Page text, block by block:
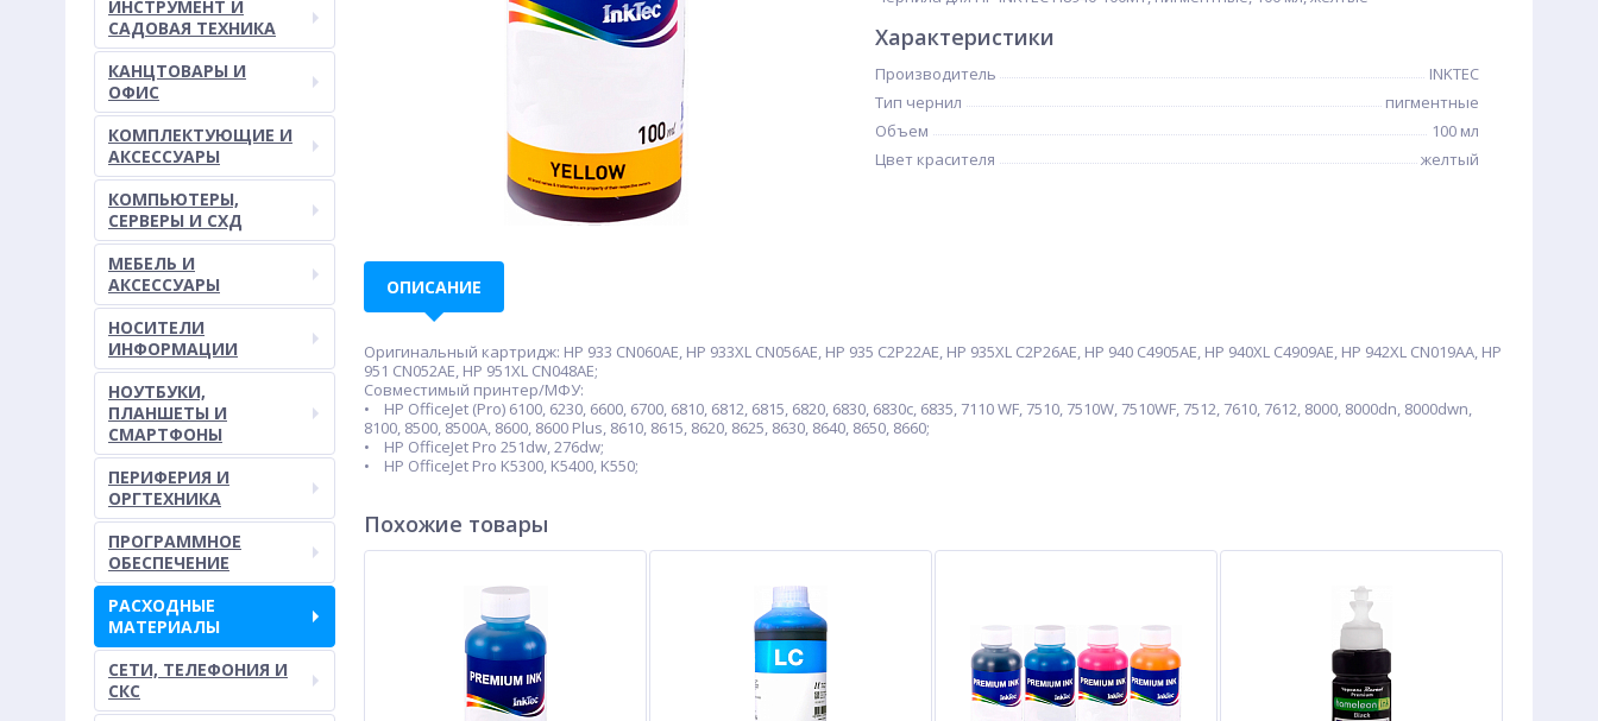
ИНСТРУМЕНТ И
САДОВАЯ ТЕХНИКА
КАНЦТОВАРЫ И
ОФИС
КОМПЛЕКТУЮЩИЕ И
АКСЕССУАРЫ
КОМПЬЮТЕРЫ,
СЕРВЕРЫ И СХД
МЕБЕЛЬ И
АКСЕССУАРЫ
НОСИТЕЛИ
ИНФОРМАЦИИ
НОУТБУКИ,
ПЛАНШЕТЫ И
СМАРТФОНЫ
ПЕРИФЕРИЯ И
ОРГТЕХНИКА
ПРОГРАММНОЕ
ОБЕСПЕЧЕНИЕ
РАСХОДНЫЕ
МАТЕРИАЛЫ
СЕТИ, ТЕЛЕФОНИЯ И
СКС
Характеристики
Производитель
INKTEC
Тип чернил
пигментные
Объем
100 мл
Цвет красителя
желтый
ОПИСАНИЕ
Оригинальный картридж: HP 933 CN060AE, HP 933XL CN056AE, HP 935 C2P22AE, HP 935XL C2P26AE, HP 940 C4905AE, HP 940XL C4909AE, HP 942XL CN019AA, HP
951 CN052AE, HP 951XL CN048AE;
Совместимый принтер/МФУ:
• HP OfficeJet (Pro) 6100, 6230, 6600, 6700, 6810, 6812, 6815, 6820, 6830, 6830c, 6835, 7110 WF, 7510, 7510W, 7510WF, 7512, 7610, 7612, 8000, 8000dn, 8000dwn,
8100, 8500, 8500A, 8600, 8600 Plus, 8610, 8615, 8620, 8625, 8630, 8640, 8650, 8660;
• HP OfficeJet Pro 251dw, 276dw;
• HP OfficeJet Pro K5300, K5400, K550;
Похожие товары